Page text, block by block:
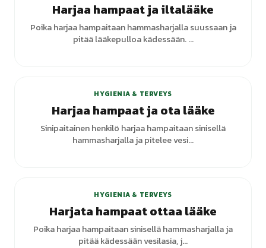
Harjaa hampaat ja iltalääke
Poika harjaa hampaitaan hammasharjalla suussaan ja
pitää lääkepulloa kädessään. ...
HYGIENIA & TERVEYS
Harjaa hampaat ja ota lääke
Sinipaitainen henkilö harjaa hampaitaan sinisellä
hammasharjalla ja pitelee vesi...
HYGIENIA & TERVEYS
Harjata hampaat ottaa lääke
Poika harjaa hampaitaan sinisellä hammasharjalla ja
pitää kädessään vesilasia, j...